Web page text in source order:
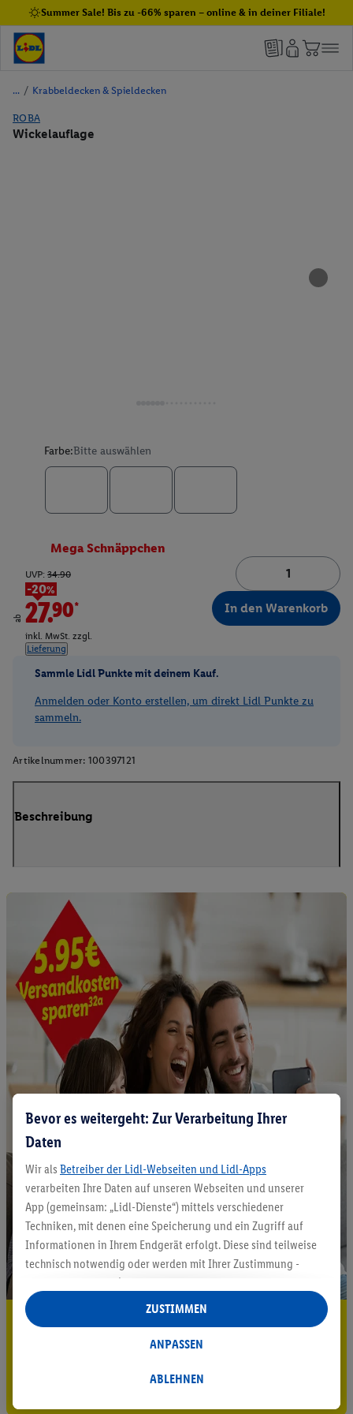
Summer Sale! Bis zu -66% sparen – online & in deiner Filiale!
/ Krabbeldecken & Spieldecken
ROBA
Wickelauflage
Farbe:Bitte auswählen
Mega Schnäppchen
ab
UVP: 34.90
-20%
27.90*
inkl. MwSt. zzgl.
Lieferung
In den Warenkorb
Sammle Lidl Punkte mit deinem Kauf.
Anmelden oder Konto erstellen, um direkt Lidl Punkte zu
sammeln.
Artikelnummer: 100397121
Beschreibung
5.95 € Versand sparen³²ᵃ
Jetzt zum Newsletter anmelden
Gutschein sichern!
Bevor es weitergeht: Zur Verarbeitung Ihrer
Daten
Wir als Betreiber der Lidl-Webseiten und Lidl-Apps
verarbeiten Ihre Daten auf unseren Webseiten und unserer
App (gemeinsam: „Lidl-Dienste“) mittels verschiedener
Techniken, mit denen eine Speicherung und ein Zugriff auf
Informationen in Ihrem Endgerät erfolgt. Diese sind teilweise
technisch notwendig oder werden mit Ihrer Zustimmung -
auch durch Partner (u.a.
Verantwortliche; im Zusammenhang mit dem IAB TCF
insgesamt
Statistik-Erstellung oder für personalisierte Werbung
Datenverarbeitungen für personalisierte Werbung werden
ABLEHNEN
ANPASSEN
ZUSTIMMEN